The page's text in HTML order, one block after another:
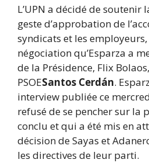
L’UPN a décidé de
geste d’approbation de
syndicats et les
négociation qu’Esparza a
de la Présidence, Flix
PSOESantos Cerdán.
interview publiée ce
refusé de se pencher sur la
conclu et qui a été mis en
décision de Sayas et
les directives de leur parti.